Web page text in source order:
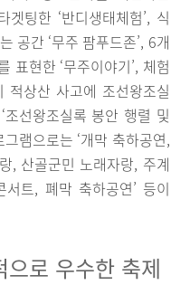
겟팅한 ‘반디생태체험’, 식
공간 ‘무주 팜푸드존’, 6개
표현한 ‘무주이야기’, 체험
적상산 사고에 조선왕조실
선왕조실록 봉안 행렬 및
램으로는 ‘개막 축하공연,
, 산골군민 노래자랑, 주계
트, 폐막 축하공연’ 등이
로 우수한 축제